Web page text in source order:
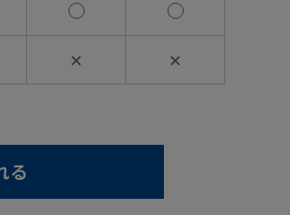
✕ ✕
る